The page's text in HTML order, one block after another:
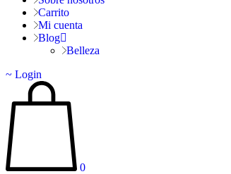
Carrito
Mi cuenta
Blog
Belleza
Login
0